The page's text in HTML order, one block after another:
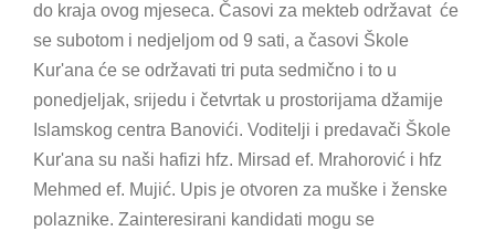
do kraja ovog mjeseca. Časovi za mekteb održavat će
se subotom i nedjeljom od 9 sati, a časovi Škole
Kur'ana će se održavati tri puta sedmično i to u
ponedjeljak, srijedu i četvrtak u prostorijama džamije
Islamskog centra Banovići. Voditelji i predavači Škole
Kur'ana su naši hafizi hfz. Mirsad ef. Mrahorović i hfz
Mehmed ef. Mujić. Upis je otvoren za muške i ženske
polaznike. Zainteresirani kandidati mogu se